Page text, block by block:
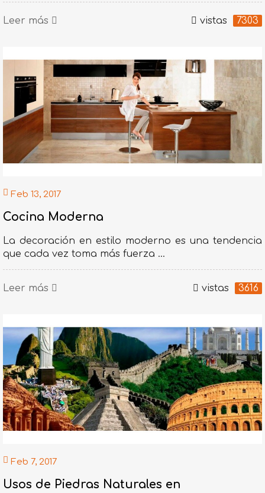
Leer más vistas 7303
Feb 13, 2017
Cocina Moderna
La decoración en estilo moderno es una tendencia
que cada vez toma más fuerza ...
Leer más vistas 3616
Feb 7, 2017
Usos de Piedras Naturales en